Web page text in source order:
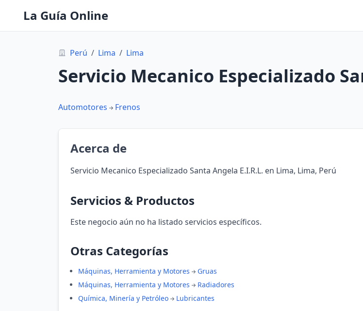
La Guía Online
Perú / Lima / Lima
Servicio Mecanico Especializado
Automotores Frenos
Acerca de
Servicio Mecanico Especializado Santa Angela E.I.R.L. en Lima, Lima, Perú
Servicios & Productos
Este negocio aún no ha listado servicios específicos.
Otras Categorías
Máquinas, Herramienta y Motores
Gruas
Máquinas, Herramienta y Motores
Radiadores
Química, Minería y Petróleo
Lubricantes